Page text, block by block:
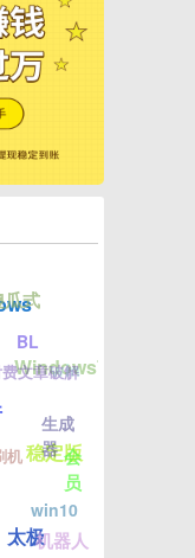
太极
稳定版
Windows7
机器人
会
员
win
瓜式
win10
生成
器
BL
机
文章破解